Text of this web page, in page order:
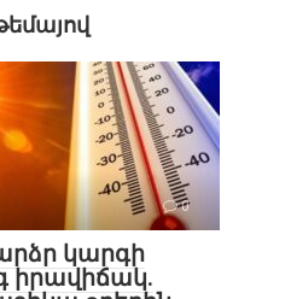
0
կարգի
իրավիճակ.